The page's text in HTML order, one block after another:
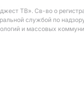
ТВ». Св-во о
службой по
и массовых